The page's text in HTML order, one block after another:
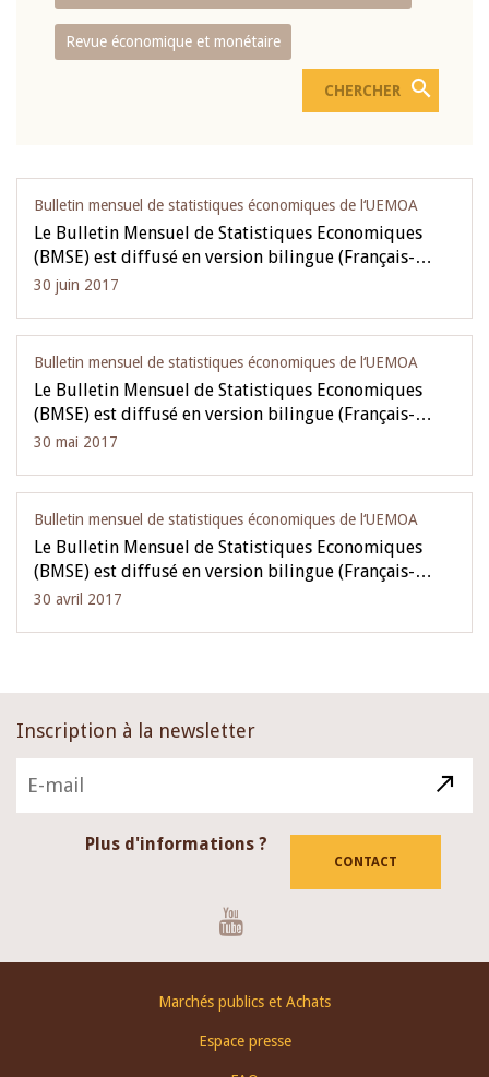
Revue économique et monétaire
Bulletin mensuel de statistiques économiques de l‘UEMOA
Le Bulletin Mensuel de Statistiques Economiques
(BMSE) est diffusé en version bilingue (Français-…
30 juin 2017
Bulletin mensuel de statistiques économiques de l‘UEMOA
Le Bulletin Mensuel de Statistiques Economiques
(BMSE) est diffusé en version bilingue (Français-…
30 mai 2017
Bulletin mensuel de statistiques économiques de l‘UEMOA
Le Bulletin Mensuel de Statistiques Economiques
(BMSE) est diffusé en version bilingue (Français-…
30 avril 2017
Inscription à la newsletter
Plus d'informations ?
CONTACT
Marchés publics et Achats
Espace presse